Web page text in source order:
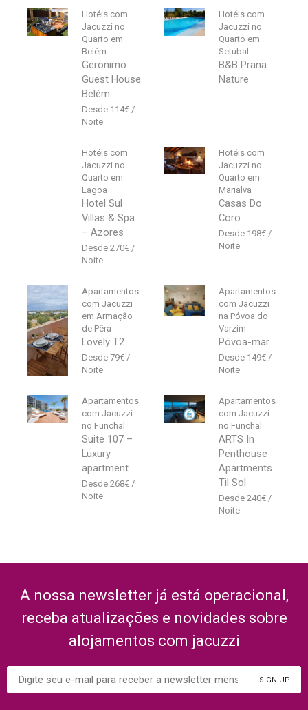
Hotéis com
Jacuzzi no
Quarto em
Belém
Geronimo
Guest House
Belém
114€
Hotéis com
Jacuzzi no
Quarto em
Setúbal
B&B Prana
Nature
Hotéis com
Jacuzzi no
Quarto em
Lagoa
Hotel Sul
Villas & Spa
– Azores
270€
Hotéis com
Jacuzzi no
Quarto em
Marialva
Casas Do
Coro
198€
Apartamentos
com Jacuzzi
em Armação
de Pêra
Lovely T2
79€
Apartamentos
com Jacuzzi
na Póvoa do
Varzim
Póvoa-mar
149€
Apartamentos
com Jacuzzi
no Funchal
Suite 107 –
Luxury
apartment
268€
Apartamentos
com Jacuzzi
no Funchal
ARTS In
Penthouse
Apartments
Til Sol
240€
A nossa newsletter já está operacional,
receba atualizações e novidades sobre
alojamentos com jacuzzi